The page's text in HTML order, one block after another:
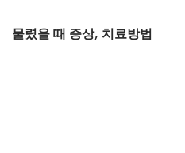
물렸을 때 증상, 치료방법